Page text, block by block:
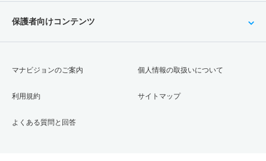
保護者向けコンテンツ
マナビジョンのご案内
利用規約
よくある質問と回答
個人情報の取扱いについて
サイトマップ